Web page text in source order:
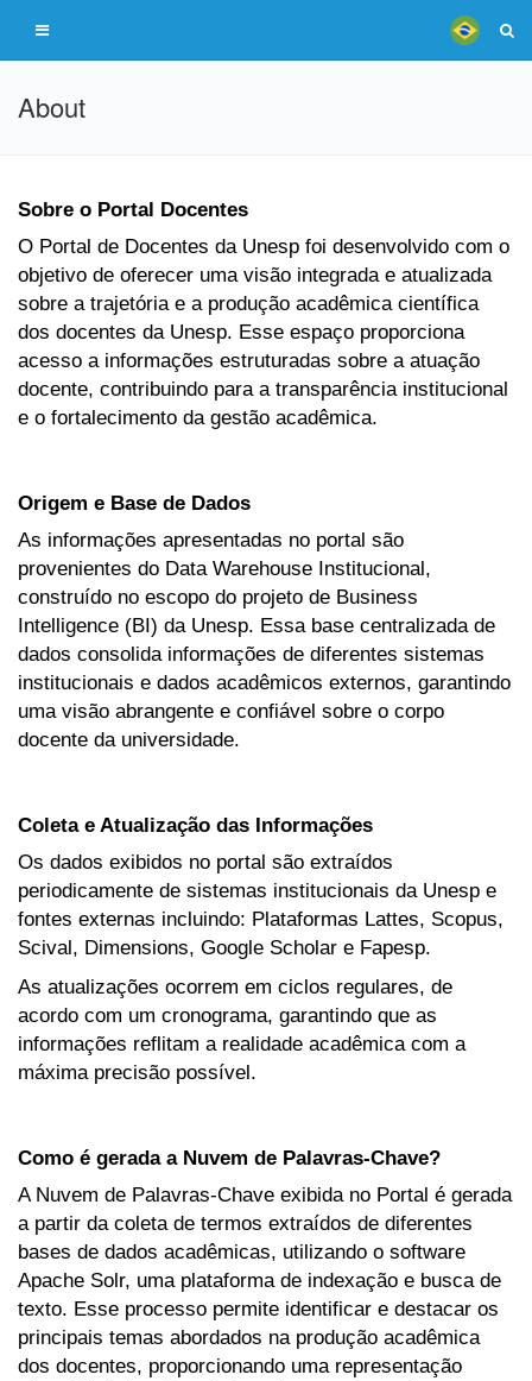
About
Sobre o Portal Docentes
O Portal de Docentes da Unesp foi desenvolvido com o
objetivo de oferecer uma visão integrada e atualizada
sobre a trajetória e a produção acadêmica científica
dos docentes da Unesp. Esse espaço proporciona
acesso a informações estruturadas sobre a atuação
docente, contribuindo para a transparência institucional
e o fortalecimento da gestão acadêmica.
Origem e Base de Dados
As informações apresentadas no portal são
provenientes do Data Warehouse Institucional,
construído no escopo do projeto de Business
Intelligence (BI) da Unesp. Essa base centralizada de
dados consolida informações de diferentes sistemas
institucionais e dados acadêmicos externos, garantindo
uma visão abrangente e confiável sobre o corpo
docente da universidade.
Coleta e Atualização das Informações
Os dados exibidos no portal são extraídos
periodicamente de sistemas institucionais da Unesp e
fontes externas incluindo: Plataformas Lattes, Scopus,
Scival, Dimensions, Google Scholar e Fapesp.
As atualizações ocorrem em ciclos regulares, de
acordo com um cronograma, garantindo que as
informações reflitam a realidade acadêmica com a
máxima precisão possível.
Como é gerada a Nuvem de Palavras-Chave?
A Nuvem de Palavras-Chave exibida no Portal é gerada
a partir da coleta de termos extraídos de diferentes
bases de dados acadêmicas, utilizando o software
Apache Solr, uma plataforma de indexação e busca de
texto. Esse processo permite identificar e destacar os
principais temas abordados na produção acadêmica
dos docentes, proporcionando uma representação